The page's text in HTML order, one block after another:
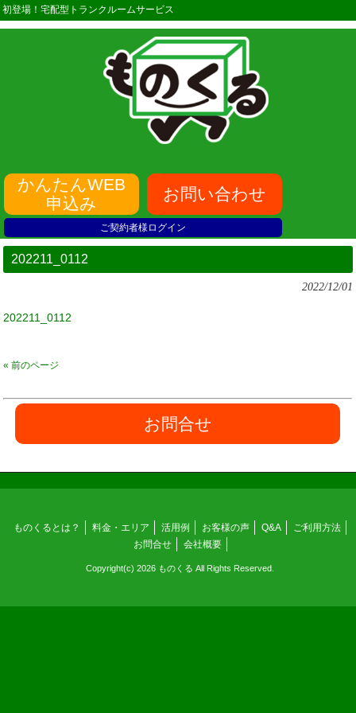
初登場！宅配型トランクルームサービス
かんたんWEB
申込み
お問い合わせ
ご契約者様ログイン
202211_0112
2022/12/01
202211_0112
« 前のページ
お問合せ
ものくるとは？ 料金・エリア 活用例 お客様の声 Q&A
ご利用方法
お問合せ
会社概要
Copyright(c) 2026 ものくる All Rights Reserved.